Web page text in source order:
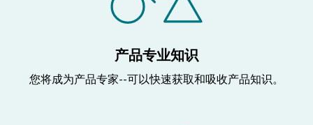
产品专业知识
您将成为产品专家--可以快速获取和吸收产品知识。